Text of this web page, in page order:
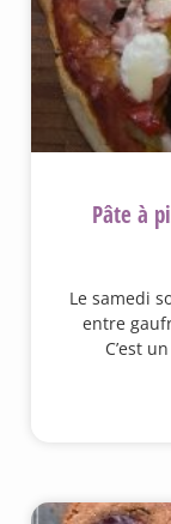
Pâte à
Le samedi
entre
C’est